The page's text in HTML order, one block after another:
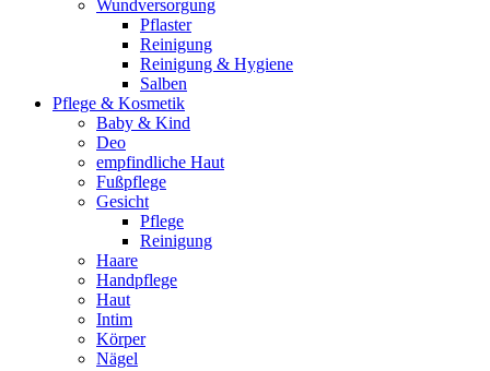
Wundversorgung
Pflaster
Reinigung
Reinigung & Hygiene
Salben
Pflege & Kosmetik
Baby & Kind
Deo
empfindliche Haut
Fußpflege
Gesicht
Pflege
Reinigung
Haare
Handpflege
Haut
Intim
Körper
Nägel